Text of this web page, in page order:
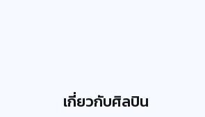
เกี่ยวกับศิลปิน